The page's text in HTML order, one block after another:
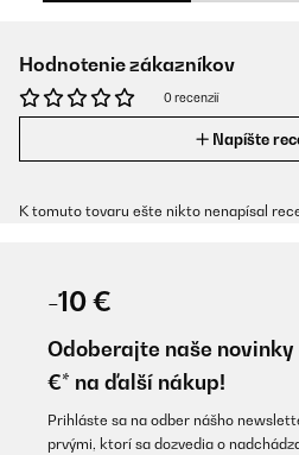
Hodnotenie zákazníkov
0 recenzií
Napíšte
K tomuto tovaru ešte nikto nenapísal
-10 €
Odoberajte naše
€* na ďalší nákup!
Prihláste sa na odber nášho
prvými, ktorí sa dozvedia o